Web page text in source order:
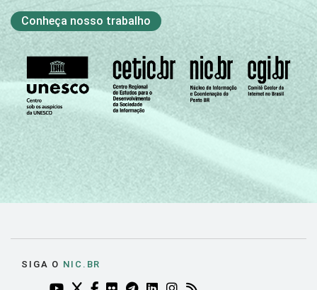
Conheça nosso trabalho
SIGA O NIC.BR